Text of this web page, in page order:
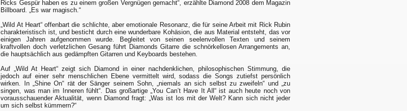
Ricks Gespür haben es zu einem großen Vergnügen gemacht“, erzählte Diamond 2008 dem Magazin
Billboard. „Es war magisch.“
„Wild At Heart“ offenbart die schlichte, aber emotionale Resonanz, die für seine Arbeit mit Rick Rubin
charakteristisch ist, und besticht durch eine wunderbare Kohäsion, die aus Material entsteht, das vor
einigen Jahren aufgenommen wurde. Begleitet von seinen seelenvollen Texten und seinem
kraftvollen doch verletzlichen Gesang führt Diamonds Gitarre die schnörkellosen Arrangements an,
die hauptsächlich aus gedämpften Gitarren und Keyboards bestehen.
Auf „Wild At Heart“ zeigt sich Diamond in einer nachdenklichen, philosophischen Stimmung, die
jedoch auf einer sehr menschlichen Ebene vermittelt wird, sodass die Songs zutiefst persönlich
wirken. In „Shine On“ rät der Sänger seinem Sohn, „niemals an sich selbst zu zweifeln“ und „zu
singen, was man im Inneren fühlt“. Das großartige „You Can’t Have It All“ ist auch heute noch von
vorausschauender Aktualität, wenn Diamond fragt: „Was ist los mit der Welt? Kann sich nicht jeder
um sich selbst kümmern?“